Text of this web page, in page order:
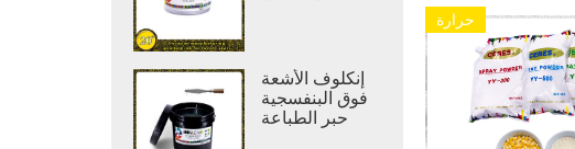
إنكلوف الأشعة
فوق البنفسجية
حبر الطباعة
حرارة